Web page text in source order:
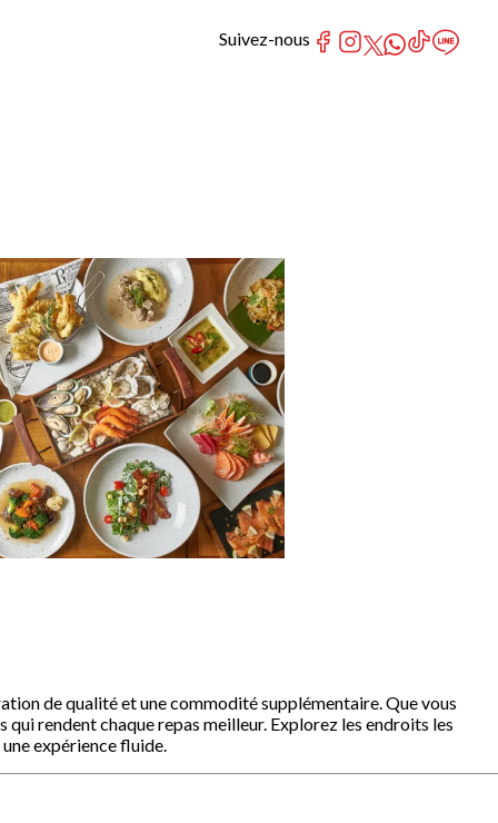
de qualité et une commodité supplémentaire. Que vous
rendent chaque repas meilleur. Explorez les endroits les
expérience fluide.
Suivez-nous